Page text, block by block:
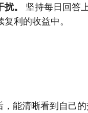
。
坚持每日回答
利的收益中。
能清晰看到自己